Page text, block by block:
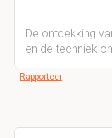
De ontdekking
en de techniek
Rapporteer